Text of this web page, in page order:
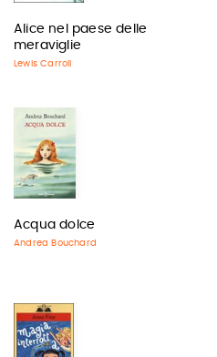
Alice nel paese delle
meraviglie
Lewis Carroll
Acqua dolce
Andrea Bouchard